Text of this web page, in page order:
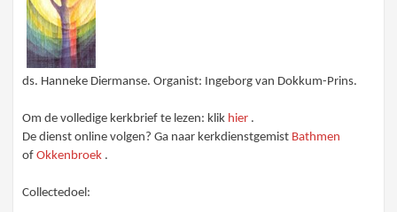
ds. Hanneke Diermanse. Organist: Ingeborg van Dokkum-Prins.
Om de volledige kerkbrief te lezen: klik hier .
De dienst online volgen? Ga naar kerkdienstgemist Bathmen
ofOkkenbroek .
Collectedoel: